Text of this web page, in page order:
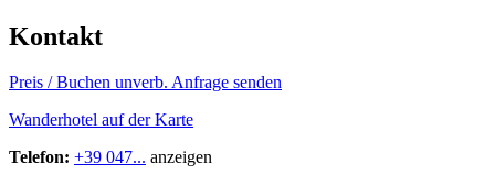
Kontakt
Preis / Buchen unverb. Anfrage senden
Wanderhotel auf der Karte
Telefon: +39 047... anzeigen